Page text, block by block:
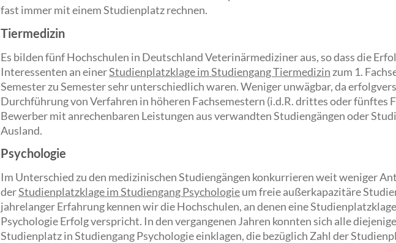
fast immer mit einem Studienplatz rechnen.
Tiermedizin
Es bilden fünf Hochschulen in Deutschland Veterinärmediziner aus, so dass die
Interessenten an einerStudienplatzklage im Studiengang Tiermedizin zum 1.
Semester zu Semester sehr unterschiedlich waren. Weniger unwägbar, da
Durchführung von Verfahren in höheren Fachsemestern (i.d.R. drittes oder fünftes
Bewerber mit anrechenbaren Leistungen aus verwandten Studiengängen oder
Ausland.
Psychologie
Im Unterschied zu den medizinischen Studiengängen konkurrieren weit weniger
derStudienplatzklage im Studiengang Psychologieum freie außerkapazitäre
jahrelanger Erfahrung kennen wir die Hochschulen, an denen eine
Psychologie Erfolg verspricht. In den vergangenen Jahren konnten sich alle
Studienplatz in Studiengang Psychologie einklagen, die bezüglich Zahl der